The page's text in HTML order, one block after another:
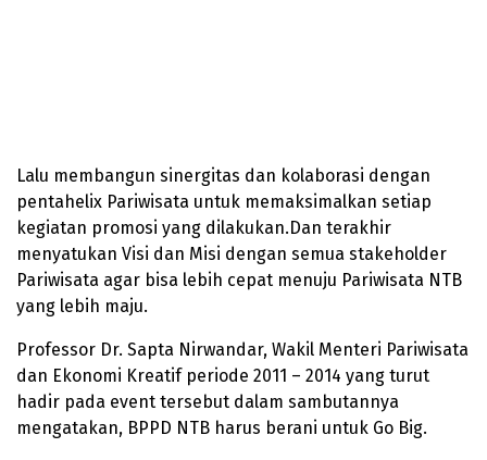
Lalu membangun sinergitas dan kolaborasi dengan
pentahelix Pariwisata untuk memaksimalkan setiap
kegiatan promosi yang dilakukan.Dan terakhir
menyatukan Visi dan Misi dengan semua stakeholder
Pariwisata agar bisa lebih cepat menuju Pariwisata NTB
yang lebih maju.
Professor Dr. Sapta Nirwandar, Wakil Menteri Pariwisata
dan Ekonomi Kreatif periode 2011 – 2014 yang turut
hadir pada event tersebut dalam sambutannya
mengatakan, BPPD NTB harus berani untuk Go Big.